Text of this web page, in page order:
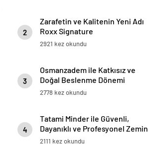
2
Zarafetin ve Kalitenin Yeni Adı
Roxx Signature
2921 kez okundu
3
Osmanzadem ile Katkısız ve
Doğal Beslenme Dönemi
2778 kez okundu
4
Tatami Minder ile Güvenli,
Dayanıklı ve Profesyonel Zemin
Çözümleri
2111 kez okundu